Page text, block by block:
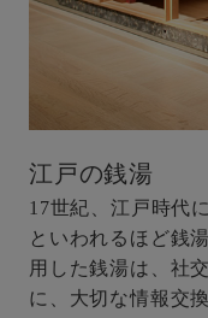
江戸の銭湯
17世紀、江戸時代
といわれるほど銭
用した銭湯は、社
に、大切な情報交